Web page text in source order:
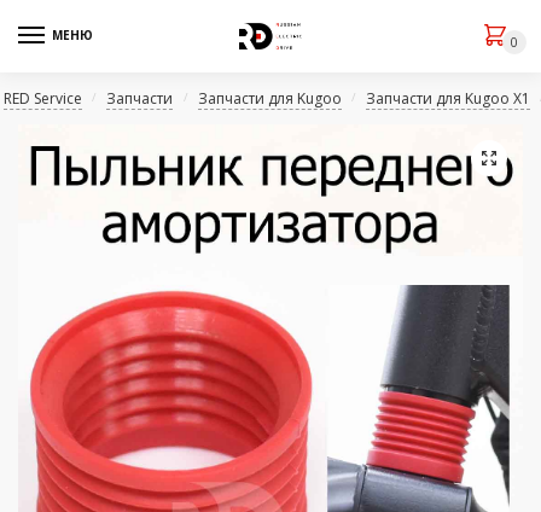
МЕНЮ 0
RED Service / Запчасти / Запчасти для Kugoo / Запчасти для Kugoo X1
🔍